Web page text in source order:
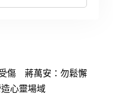
傷 蔣萬安：勿鬆懈
心靈場域